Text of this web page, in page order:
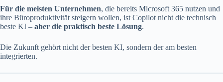
Für die meisten Unternehmen, die bereits Microsoft 365 nutzen und
ihre Büroproduktivität steigern wollen, ist Copilot nicht die technisch
beste KI – aber die praktisch beste Lösung.
Die Zukunft gehört nicht der besten KI, sondern der am besten
integrierten.